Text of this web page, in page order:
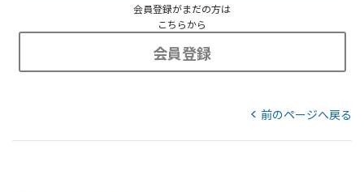
会員登録がまだの方は
こちらから
会員登録
前のページへ戻る